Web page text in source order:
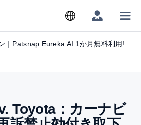
｜Patsnap Eureka AI 1か月無料利用!
Toyota：カーナビ